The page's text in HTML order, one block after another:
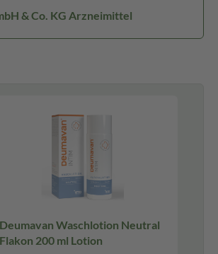
& Co. KG Arzneimittel
Deumavan Waschlotion Neutral
Flakon 200 ml Lotion